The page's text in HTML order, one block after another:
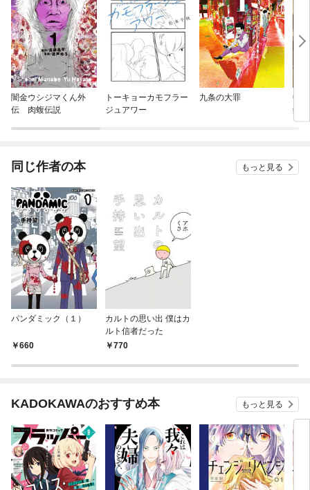
闇金ウシジマくん外
伝 肉蝮伝説
トーキョーカモフラー
ジュアワー
九条の大罪
中
録
し
同じ作者の本 もっと見る
パンダミック（１）
660
カルトの思い出 僕はカ
ルト信者だった
770
KADOKAWAのおすすめ本 もっと見る